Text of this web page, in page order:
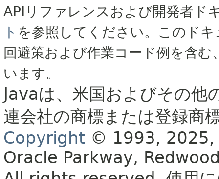
APIリファレンスおよび開発者ド
ト を参照してください。このド
回避策および作業コード例を含
います。
Javaは、米国およびその
連会社の商標または登録商
Copyright © 1993, 2025,
Oracle Parkway,